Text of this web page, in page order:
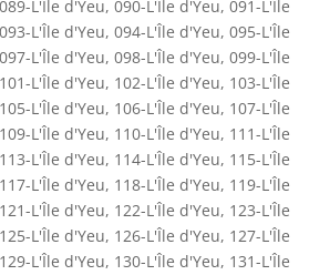
089-L'Île d'Yeu, 090-L'Île d'Yeu, 091-L'Île
093-L'Île d'Yeu, 094-L'Île d'Yeu, 095-L'Île
097-L'Île d'Yeu, 098-L'Île d'Yeu, 099-L'Île
101-L'Île d'Yeu, 102-L'Île d'Yeu, 103-L'Île
105-L'Île d'Yeu, 106-L'Île d'Yeu, 107-L'Île
109-L'Île d'Yeu, 110-L'Île d'Yeu, 111-L'Île
113-L'Île d'Yeu, 114-L'Île d'Yeu, 115-L'Île
117-L'Île d'Yeu, 118-L'Île d'Yeu, 119-L'Île
121-L'Île d'Yeu, 122-L'Île d'Yeu, 123-L'Île
125-L'Île d'Yeu, 126-L'Île d'Yeu, 127-L'Île
129-L'Île d'Yeu, 130-L'Île d'Yeu, 131-L'Île